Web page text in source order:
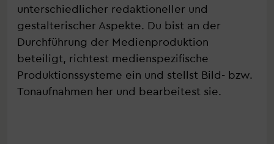
unterschiedlicher redaktioneller und
gestalterischer Aspekte. Du bist an der
Durchführung der Medienproduktion
beteiligt, richtest medienspezifische
Produktionssysteme ein und stellst Bild- bzw.
Tonaufnahmen her und bearbeitest sie.